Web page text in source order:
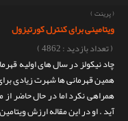
محصولات
اخبار
مقالات
(پرینت )
ویتامینی برای کنترل کورتیزول
( تعداد بازدید : 4862 )
چاد نیکولز در سال های اولیه
همین قهرمانی ها شهرت زیادی
همراهی نکرد اما در حال حاضر
آید . او در این مقاله ارزش ویتامین C برای بدنسازان را مورد اشاره قرار داده است .